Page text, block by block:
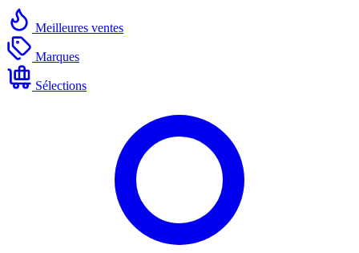
Meilleures ventes
Marques
Sélections